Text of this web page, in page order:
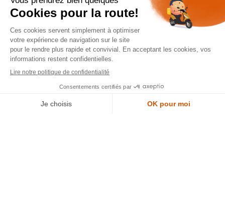
388 Av. Charles de Gaulle, 69200 Vénissieux
© 2007-2025 Silverstone Motor